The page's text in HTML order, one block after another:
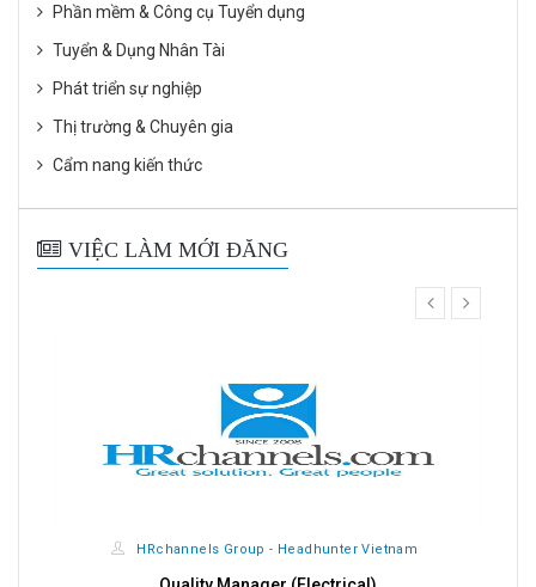
Phần mềm & Công cụ Tuyển dụng
Tuyển & Dụng Nhân Tài
Phát triển sự nghiệp
Thị trường & Chuyên gia
Cẩm nang kiến thức
VIỆC LÀM MỚI ĐĂNG
HRchannels Group - Headhunter Vietnam
prev
next